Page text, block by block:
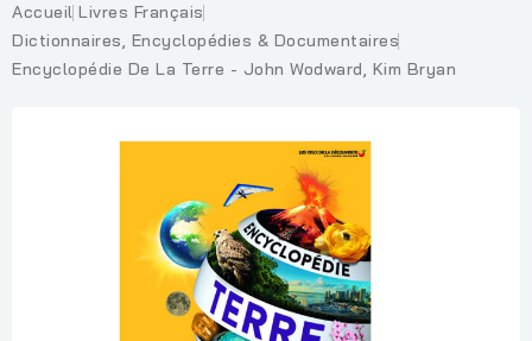
Accueil Livres Français
Dictionnaires, Encyclopédies & Documentaires
Encyclopédie De La Terre - John Wodward, Kim Bryan